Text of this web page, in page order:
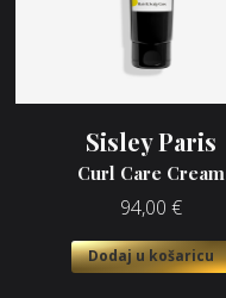
Sisley Paris
Curl Care Cream
94,00 €
Dodaj u košaricu